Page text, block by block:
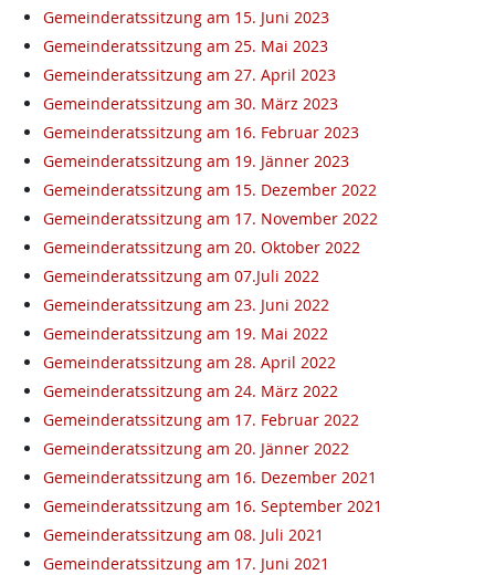
Gemeinderatssitzung am 15. Juni 2023
Gemeinderatssitzung am 25. Mai 2023
Gemeinderatssitzung am 27. April 2023
Gemeinderatssitzung am 30. März 2023
Gemeinderatssitzung am 16. Februar 2023
Gemeinderatssitzung am 19. Jänner 2023
Gemeinderatssitzung am 15. Dezember 2022
Gemeinderatssitzung am 17. November 2022
Gemeinderatssitzung am 20. Oktober 2022
Gemeinderatssitzung am 07.Juli 2022
Gemeinderatssitzung am 23. Juni 2022
Gemeinderatssitzung am 19. Mai 2022
Gemeinderatssitzung am 28. April 2022
Gemeinderatssitzung am 24. März 2022
Gemeinderatssitzung am 17. Februar 2022
Gemeinderatssitzung am 20. Jänner 2022
Gemeinderatssitzung am 16. Dezember 2021
Gemeinderatssitzung am 16. September 2021
Gemeinderatssitzung am 08. Juli 2021
Gemeinderatssitzung am 17. Juni 2021